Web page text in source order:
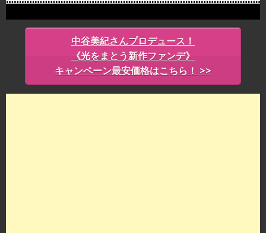
中谷美紀さんプロデュース！
《光をまとう新作ファンデ》
キャンペーン最安価格はこちら！ >>